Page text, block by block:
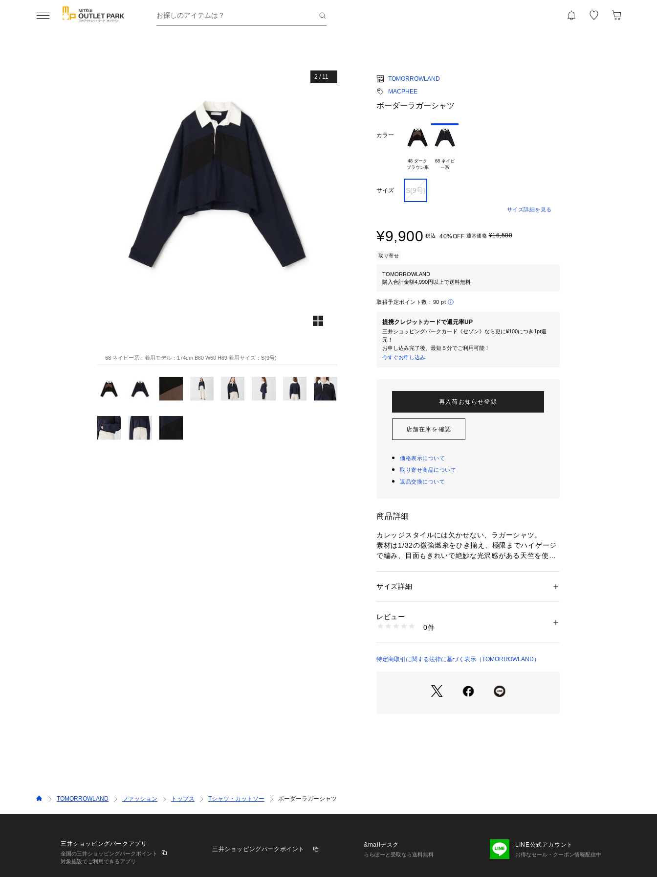
お探しのアイテムは？
2 / 11
68 ネイビー系：着用モデル：174cm B80 W60 H89 着用サイズ：S(9号)
TOMORROWLAND
MACPHEE
ボーダーラガーシャツ
カラー
48 ダーク
ブラウン系
68 ネイビ
サイズ S(9号)
サイズ詳細を見る
¥9,900 税込 40%OFF 通常価格¥16,500
取り寄せ
TOMORROWLAND
購入合計金額4,990円以上で送料無料
取得予定ポイント数： 90 pt
提携クレジットカードで還元率UP
三井ショッピングパークカード《セゾン》なら更に¥100につき1pt還
元！
お申し込み完了後、最短５分でご利用可能！
今すぐお申し込み
再入荷お知らせ登録
店舗在庫を確認
価格表示について
取り寄せ商品について
返品交換について
商品詳細
カレッジスタイルには欠かせない、ラガーシャツ。
素材は1/32の微強燃糸をひき揃え、極限までハイゲージ
で編み、目面もきれいで絶妙な光沢感がある天竺を使用
切替え、程よくオーバーサイズに仕上げています。
細身のボトムに合わせるメンズライクなスタイルまで幅
広いスタイリングをお楽しみ頂けます。
認ください
店舗にお問い合わせの際は、下記の商品番号をお申し付
性別：レディース
商品番号：
12034203233 （ショップ）
サイズ詳細
レビュー
0件
特定商取引に関する法律に基づく表示（TOMORROWLAND）
TOMORROWLAND ファッション トップス Tシャツ・カットソー ボーダーラガーシャツ
三井ショッピングパークアプリ
全国の三井ショッピングパークポイント
対象施設でご利用できるアプリ
三井ショッピングパークポイント
&mallデスク
ららぽーと受取なら送料無料
LINE公式アカウント
お得なセール・クーポン情報配信中